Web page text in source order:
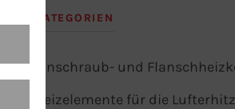
KATEGORIEN
Einschraub- und
Heizelemente für die